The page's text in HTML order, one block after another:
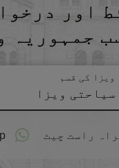
اور
جمہوریہ
ویزا کی قسم
سیاحتی ویزا
راست چیٹ